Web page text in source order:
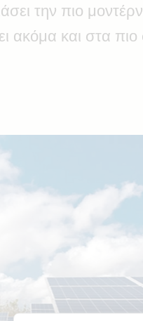
την πιο
ακόμα και στα